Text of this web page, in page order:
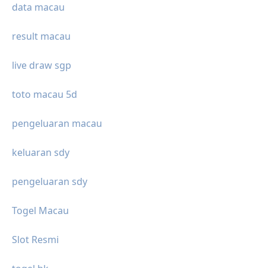
data macau
result macau
live draw sgp
toto macau 5d
pengeluaran macau
keluaran sdy
pengeluaran sdy
Togel Macau
Slot Resmi